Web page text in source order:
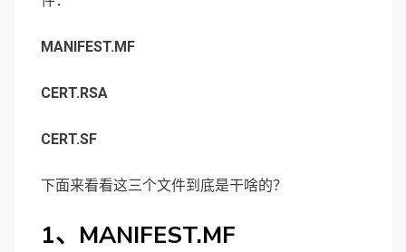
MANIFEST.MF
CERT.RSA
CERT.SF
下面来看看这三个文件到底是干啥的？
1、MANIFEST.MF